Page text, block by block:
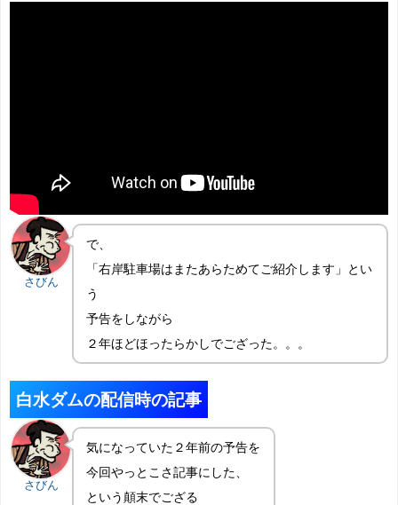
さびん
で、
「右岸駐車場はまたあらためてご紹介します」とい
う
予告をしながら
２年ほどほったらかしでござった。。。
白水ダムの配信時の記事
さびん
気になっていた２年前の予告を
今回やっとこさ記事にした、
という顛末でござる